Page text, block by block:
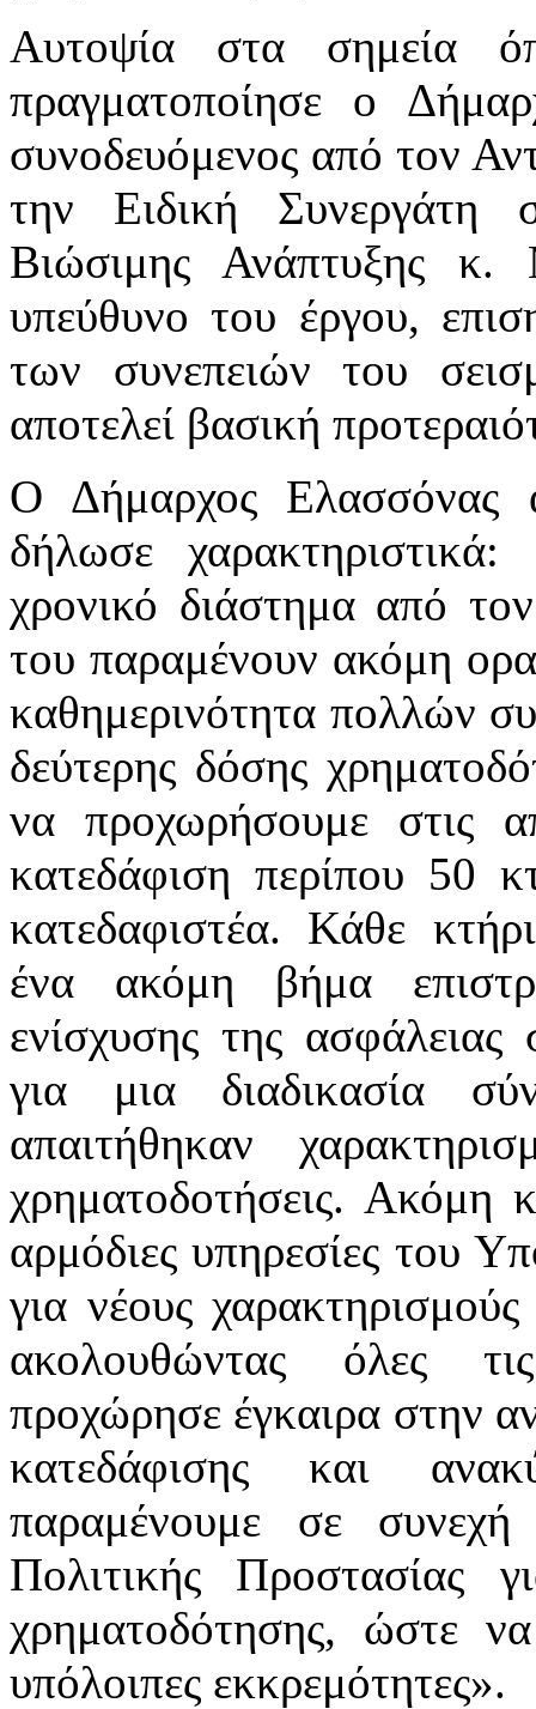
Αυτοψία στα σημεία
πραγματοποίησε ο
συνοδευόμενος από τον
την Ειδική Συνεργάτη
Βιώσιμης Ανάπτυξης
υπεύθυνο του έργου,
των συνεπειών του
αποτελεί βασική
Ο Δήμαρχος Ελασσόνας
δήλωσε
χρονικό διάστημα από
του παραμένουν ακόμη
καθημερινότητα πολλών
δεύτερης δόσης
να προχωρήσουμε στις
κατεδάφιση περίπου 50
κατεδαφιστέα. Κάθε
ένα ακόμη βήμα
ενίσχυσης της ασφάλειας
για μια διαδικασία
απαιτήθηκαν
χρηματοδοτήσεις. Ακόμη
αρμόδιες υπηρεσίες του
για νέους
ακολουθώντας όλες
προχώρησε έγκαιρα στην
κατεδάφισης και
παραμένουμε σε
Πολιτικής Προστασίας
χρηματοδότησης, ώστε
υπόλοιπες εκκρεμότητες».